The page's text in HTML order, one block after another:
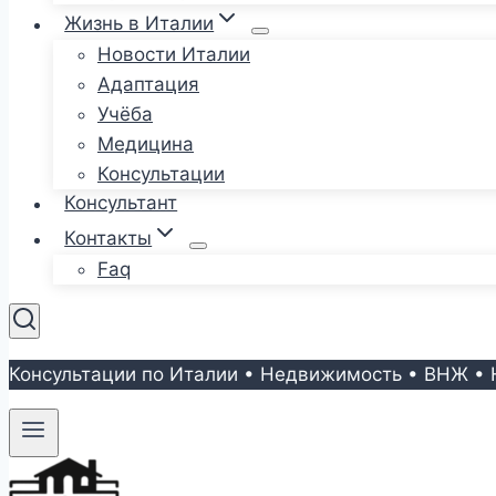
Жизнь в Италии
Новости Италии
Адаптация
Учёба
Медицина
Консультации
Консультант
Контакты
Faq
Консультации по Италии • Недвижимость • ВНЖ •